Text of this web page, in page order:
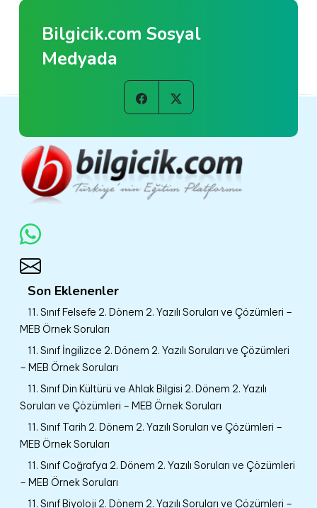
Bilgicik.com Sosyal
Medyada
Son Eklenenler
11. Sınıf Felsefe 2. Dönem 2. Yazılı Soruları ve Çözümleri –
MEB Örnek Soruları
11. Sınıf İngilizce 2. Dönem 2. Yazılı Soruları ve Çözümleri
– MEB Örnek Soruları
11. Sınıf Din Kültürü ve Ahlak Bilgisi 2. Dönem 2. Yazılı
Soruları ve Çözümleri – MEB Örnek Soruları
11. Sınıf Tarih 2. Dönem 2. Yazılı Soruları ve Çözümleri –
MEB Örnek Soruları
11. Sınıf Coğrafya 2. Dönem 2. Yazılı Soruları ve Çözümleri
– MEB Örnek Soruları
11. Sınıf Biyoloji 2. Dönem 2. Yazılı Soruları ve Çözümleri –